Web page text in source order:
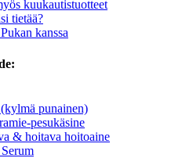
kuukautistuotteet
tietää?
kanssa
punainen)
pesukäsine
& hoitava hoitoaine